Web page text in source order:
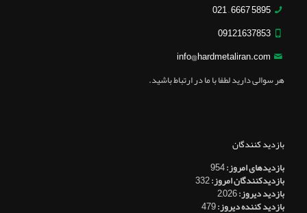
5895 6667 – 021
09121637853
info@hardmetaliran.com
هر سوالی دارید لطفا با ما در ارتباط باشید.
بازدید کنندگان
بازدیدهای امروز:954
بازدیدکنندگان امروز:332
بازدید دیروز:2,026
بازدید کننده دیروز:479